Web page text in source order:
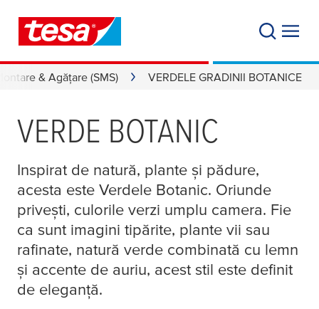
& Agățare (SMS) VERDELE GRADINII BOTANICE
VERDE BOTANIC
Inspirat de natură, plante și pădure,
acesta este Verdele Botanic. Oriunde
privești, culorile verzi umplu camera. Fie
ca sunt imagini tipărite, plante vii sau
rafinate, natură verde combinată cu lemn
și accente de auriu, acest stil este definit
de eleganță.